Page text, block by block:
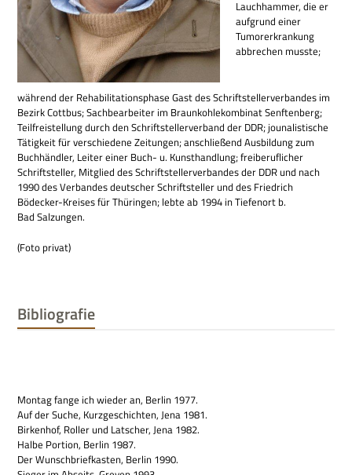
Lauch­ham­mer, die er
auf­grund einer
Tumor­er­kran­kung
abbre­chen musste;
wäh­rend der Reha­bi­li­ta­ti­ons­phase Gast des Schrift­stel­ler­ver­ban­des im
Bezirk Cott­bus; Sach­be­ar­bei­ter im Braun­koh­le­kom­bi­nat Senf­ten­berg;
Teil­frei­stel­lung durch den Schrift­stel­ler­ver­band der DDR; jou­na­li­sti­sche
Tätig­keit für ver­schie­dene Zei­tun­gen; anschlie­ßend Aus­bil­dung zum
Buch­händ­ler, Lei­ter einer Buch- u. Kunst­hand­lung; frei­be­ruf­li­cher
Schrift­stel­ler, Mit­glied des Schrift­stel­ler­ver­ban­des der DDR und nach
1990 des Ver­ban­des deut­scher Schrift­stel­ler und des Fried­rich
Bödecker-Krei­ses für Thü­rin­gen; lebte ab 1994 in Tie­fen­ort b.
Bad Salzungen.
(Foto pri­vat)
Bibliografie
Mon­tag fange ich wie­der an, Ber­lin 1977.
Auf der Suche, Kurz­ge­schich­ten, Jena 1981.
Bir­ken­hof, Rol­ler und Lat­scher, Jena 1982.
Halbe Por­tion, Ber­lin 1987.
Der Wunsch­brief­ka­sten, Ber­lin 1990.